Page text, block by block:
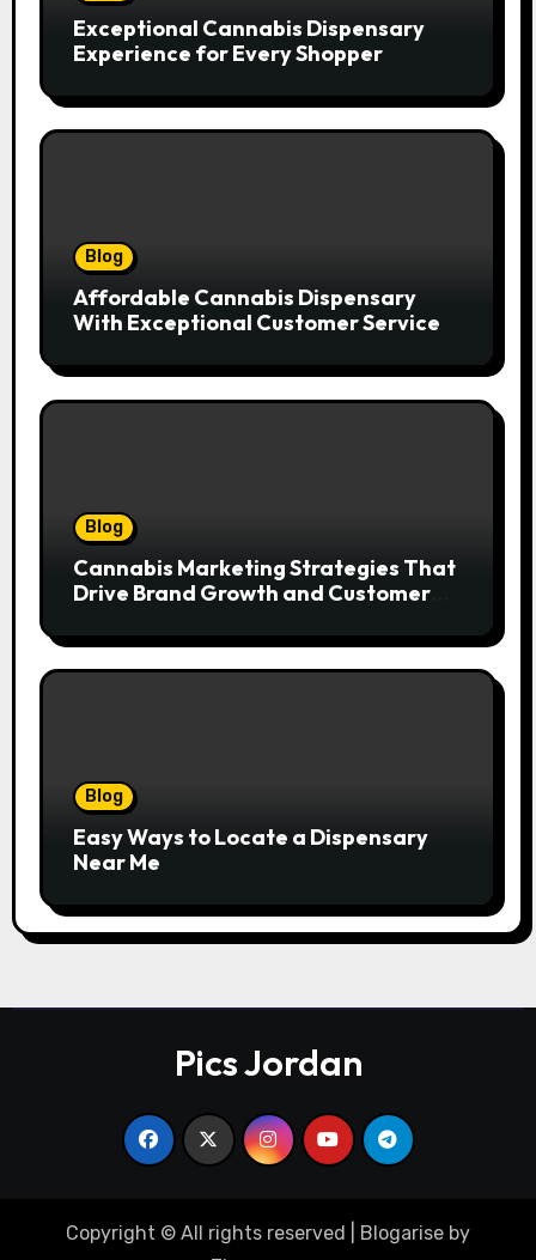
Exceptional Cannabis Dispensary
Experience for Every Shopper
Blog
Affordable Cannabis Dispensary
With Exceptional Customer Service
Blog
Cannabis Marketing Strategies That
Drive Brand Growth and Customer
Blog
Easy Ways to Locate a Dispensary
Near Me
Pics Jordan
Copyright © All rights reserved Blogarise by